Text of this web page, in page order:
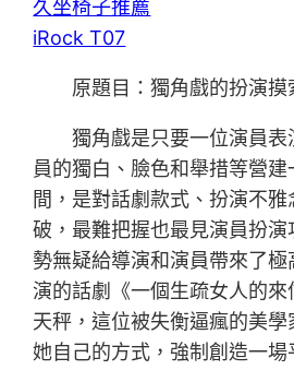
久坐椅子推薦
iRock T07
原題目：獨角戲的扮演摸
獨角戲是只要一位演員
員的獨白、臉色和舉措等營
間，是對話劇款式、扮演不
破，最難把握也最見演員扮
勢無疑給導演和演員帶來了
演的話劇《一個生疏女人的
天秤，這位被失衡逼瘋的美學
她自己的方式，強制創造一